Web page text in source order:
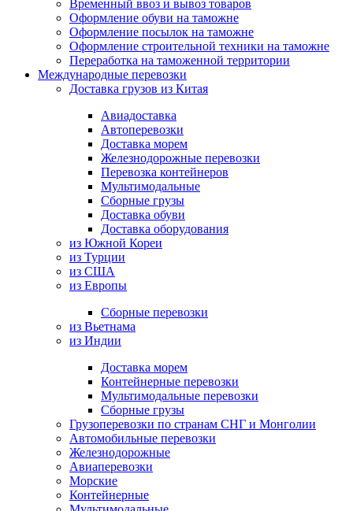
Временный ввоз и вывоз товаров
Оформление обуви на таможне
Оформление посылок на таможне
Оформление строительной техники на таможне
Переработка на таможенной территории
Международные перевозки
Доставка грузов из Китая
Авиадоставка
Автоперевозки
Доставка морем
Железнодорожные перевозки
Перевозка контейнеров
Мультимодальные
Сборные грузы
Доставка обуви
Доставка оборудования
из Южной Кореи
из Турции
из США
из Европы
Сборные перевозки
из Вьетнама
из Индии
Доставка морем
Контейнерные перевозки
Мультимодальные перевозки
Сборные грузы
Грузоперевозки по странам СНГ и Монголии
Автомобильные перевозки
Железнодорожные
Авиаперевозки
Морские
Контейнерные